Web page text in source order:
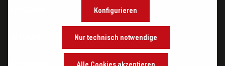
Nur technisch notwendige
Konfigurieren